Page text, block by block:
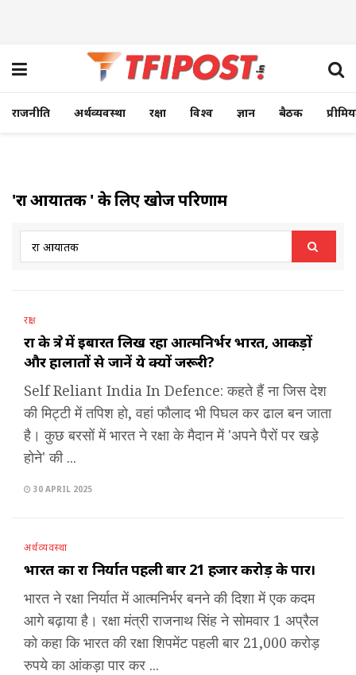
राजनीति अर्थव्यवस्था रक्षा विश्व ज्ञान बैठक
'रक्षा आयातक ' के लिए खोज परिणाम
रक्षा
रक्षा के क्षेत्र में इबारत लिख रहा आत्मनिर्भर भारत, आकड़ों
और हालातों से जानें ये क्यों जरूरी?
Self Reliant India In Defence: कहते हैं ना जिस देश
की मिट्टी में तपिश हो, वहां फौलाद भी पिघल कर ढाल बन जाता
है। कुछ बरसों में भारत ने रक्षा के मैदान में 'अपने पैरों पर खड़े
होने' की ...
30 APRIL 2025
अर्थव्यवस्था
भारत का रक्षा निर्यात पहली बार 21 हजार करोड़ के पार।
भारत ने रक्षा निर्यात में आत्मनिर्भर बनने की दिशा में एक कदम
आगे बढ़ाया है। रक्षा मंत्री राजनाथ सिंह ने सोमवार 1 अप्रैल
को कहा कि भारत की रक्षा शिपमेंट पहली बार 21,000 करोड़
रुपये का आंकड़ा पार कर ...